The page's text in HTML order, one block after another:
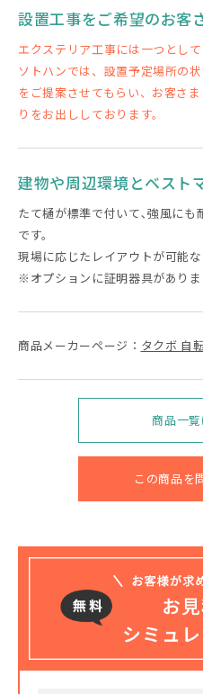
設置工事をご希望のお客
エクステリア工事には一つとし
ソトハンでは、設置予定場所の
をご提案させてもらい、お客さ
りをお出ししております。
建物や周辺環境とベスト
たて樋が標準で付いて､強風に
です。
現場に応じたレイアウトが可能
※オプションに証明器具がありま
商品メーカーページ： タクボ 自
商品一
この商品を